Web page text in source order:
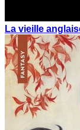
La vieille